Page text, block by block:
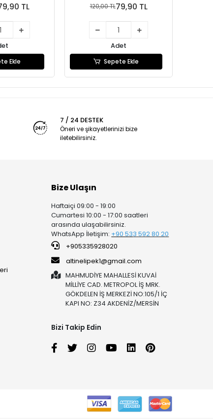
TL
Ekle
120,00 TL79,90 TL
Adet
Sepete Ekle
7 / 24 DESTEK
Öneri ve şikayetlerinizi bize
iletebilirsiniz.
Bize Ulaşın
Haftaiçi 09:00 - 19:00
Cumartesi 10:00 - 17:00 saatleri
arasında ulaşabilirsiniz.
WhatsApp İletişim: +90 533 592 80 20
+905335928020
altinelipek1@gmail.com
MAHMUDİYE MAHALLESİ KUVAİ
MİLLİYE CAD. METROPOL İŞ MRK.
GÖKDELEN İŞ MERKEZİ NO:105/1 İÇ
KAPI NO: Z34 AKDENİZ/MERSİN
Bizi Takip Edin